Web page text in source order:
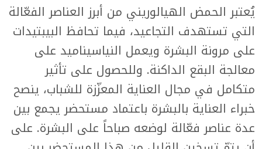
يُعتبر الحمض الهيالوريني من أبرز العناصر الفعّالة
التي تستهدف التجاعيد، فيما تحافظ البيبتيدات
على مرونة البشرة ويعمل النياسيناميد على
معالجة البقع الداكنة. وللحصول على تأثير
متكامل في مجال العناية المعزّزة للشباب، ينصح
خبراء العناية بالبشرة باعتماد مستحضر يجمع بين
عدة عناصر فعّالة لوضعه صباحاً على البشرة. على